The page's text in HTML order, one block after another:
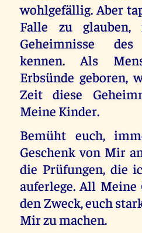
wohlgefällig. Aber
Falle zu
Geheimnisse
kennen. Als
Erbsünde geboren,
Zeit diese
Meine Kinder.
Bemüht euch,
Geschenk von Mir
die Prüfungen, die
auferlege. All Meine
den Zweck, euch
Mir zu machen.